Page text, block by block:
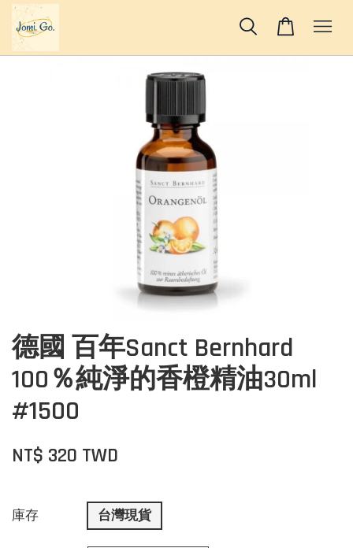
德國 百年Sanct Bernhard
100％純淨的香橙精油30ml
#1500
NT$ 320 TWD
庫存 台灣現貨